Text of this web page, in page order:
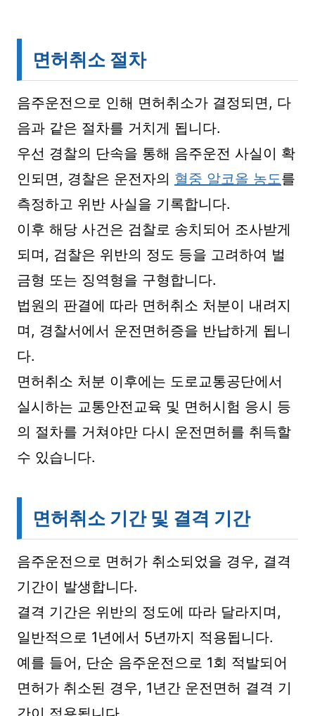
면허취소 절차
음주운전으로 인해 면허취소가 결정되면, 다
음과 같은 절차를 거치게 됩니다.
우선 경찰의 단속을 통해 음주운전 사실이 확
인되면, 경찰은 운전자의 혈중 알코올 농도를
측정하고 위반 사실을 기록합니다.
이후 해당 사건은 검찰로 송치되어 조사받게
되며, 검찰은 위반의 정도 등을 고려하여 벌
금형 또는 징역형을 구형합니다.
법원의 판결에 따라 면허취소 처분이 내려지
며, 경찰서에서 운전면허증을 반납하게 됩니
다.
면허취소 처분 이후에는 도로교통공단에서
실시하는 교통안전교육 및 면허시험 응시 등
의 절차를 거쳐야만 다시 운전면허를 취득할
수 있습니다.
면허취소 기간 및 결격 기간
음주운전으로 면허가 취소되었을 경우, 결격
기간이 발생합니다.
결격 기간은 위반의 정도에 따라 달라지며,
일반적으로 1년에서 5년까지 적용됩니다.
예를 들어, 단순 음주운전으로 1회 적발되어
면허가 취소된 경우, 1년간 운전면허 결격 기